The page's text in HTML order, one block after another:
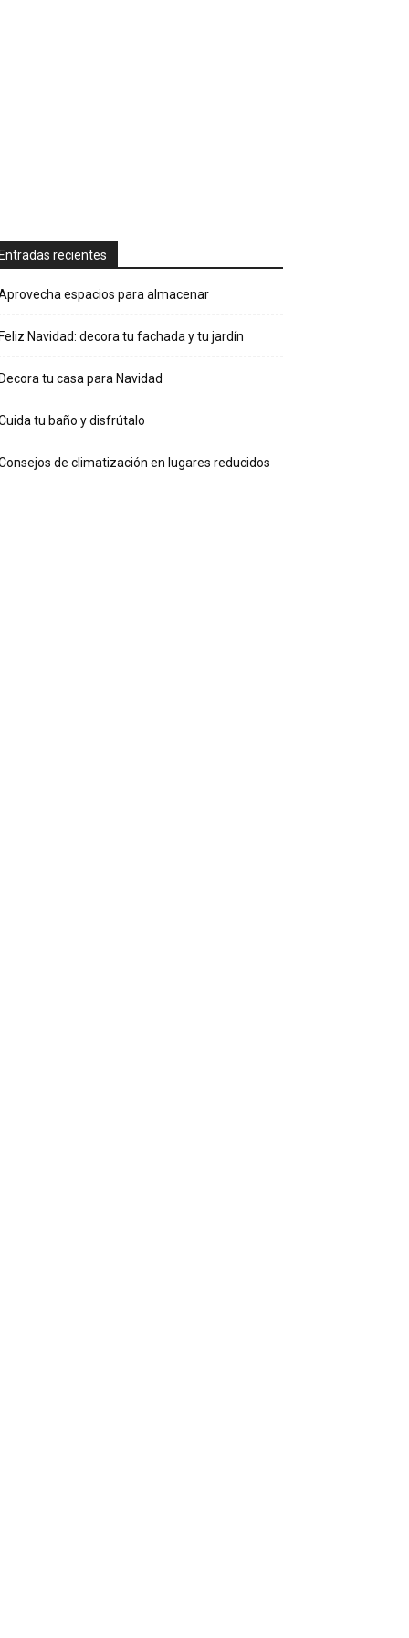
Entradas recientes
espacios para almacenar
Feliz Navidad: decora tu fachada y tu jardín
Decora tu casa para Navidad
tu baño y disfrútalo
de climatización en lugares reducidos